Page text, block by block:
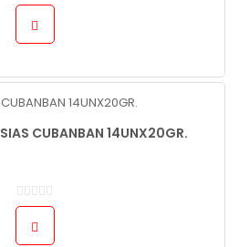
CUBANBAN 14UNX20GR.